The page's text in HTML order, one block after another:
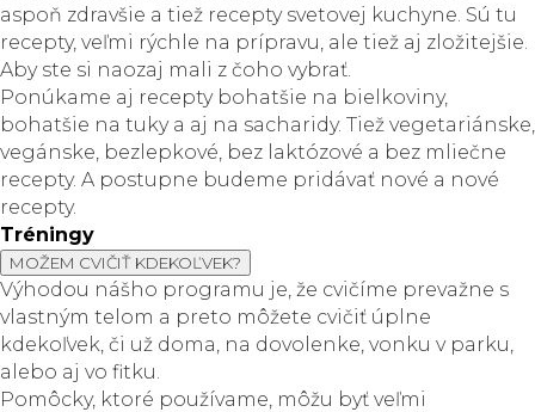
aspoň zdravšie a tiež recepty svetovej kuchyne. Sú tu
recepty, veľmi rýchle na prípravu, ale tiež aj zložitejšie.
Aby ste si naozaj mali z čoho vybrať.
Ponúkame aj recepty bohatšie na bielkoviny,
bohatšie na tuky a aj na sacharidy. Tiež vegetariánske,
vegánske, bezlepkové, bez laktózové a bez mliečne
recepty. A postupne budeme pridávať nové a nové
recepty.
Tréningy
MOŽEM CVIČIŤ KDEKOĽVEK?
Výhodou nášho programu je, že cvičíme prevažne s
vlastným telom a preto môžete cvičiť úplne
kdekoľvek, či už doma, na dovolenke, vonku v parku,
alebo aj vo fitku.
Pomôcky, ktoré používame, môžu byť veľmi